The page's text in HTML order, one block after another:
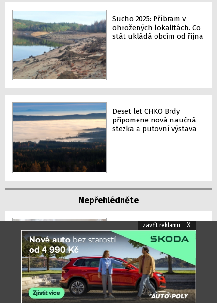
Sucho 2025: Příbram v
ohrožených lokalitách. Co
stát ukládá obcím od října
Deset let CHKO Brdy
připomene nová naučná
stezka a putovní výstava
Nepřehlédněte
Pozor při nákupu!
Potravinářská inspekce
odhalila falšované
těstoviny, prodávaly se i v
Albertu
zavřít reklamu X